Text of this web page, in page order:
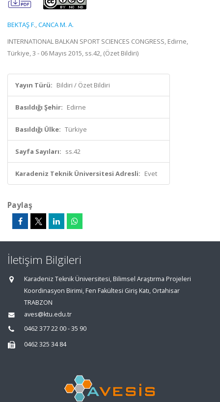
BEKTAŞ F.,CANCA M. A.
INTERNATIONAL BALKAN SPORT SCIENCES CONGRESS, Edirne,
Türkiye, 3 - 06 Mayıs 2015, ss.42, (Özet Bildiri)
Yayın Türü: Bildiri / Özet Bildiri
Basıldığı Şehir: Edirne
Basıldığı Ülke: Türkiye
Sayfa Sayıları: ss.42
Karadeniz Teknik Üniversitesi Adresli: Evet
Paylaş
İletişim Bilgileri
Karadeniz Teknik Üniversitesi, Bilimsel Araştırma Projeleri
Koordinasyon Birimi, Fen Fakültesi Giriş Katı, Ortahisar
TRABZON
aves@ktu.edu.tr
0462 377 22 00 - 35 90
0462 325 34 84